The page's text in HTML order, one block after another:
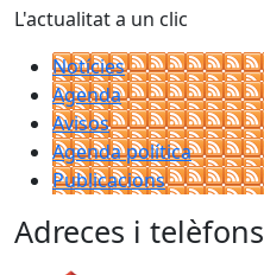
L'actualitat a un clic
Notícies
Agenda
Avisos
Agenda política
Publicacions
Adreces i telèfons